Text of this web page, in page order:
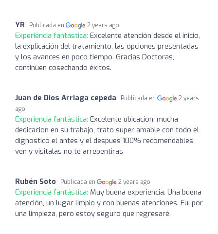
YR Publicada en 2 years ago
Experiencia fantástica: Excelente atención desde el inicio,
la explicación del tratamiento, las opciones presentadas
y los avances en poco tiempo. Gracias Doctoras,
continúen cosechando éxitos.
Juan de Dios Arriaga cepeda Publicada en
2 years
ago
Experiencia fantástica: Excelente ubicacion, mucha
dedicacion en su trabajo, trato super amable con todo el
dignostico el antes y el despues 100% recomendables
ven y visitalas no te arrepentiras
Rubén Soto Publicada en 2 years ago
Experiencia fantástica: Muy buena experiencia. Una buena
atención, un lugar limpio y con buenas atenciones. Fui por
una limpieza, pero estoy seguro que regresaré.